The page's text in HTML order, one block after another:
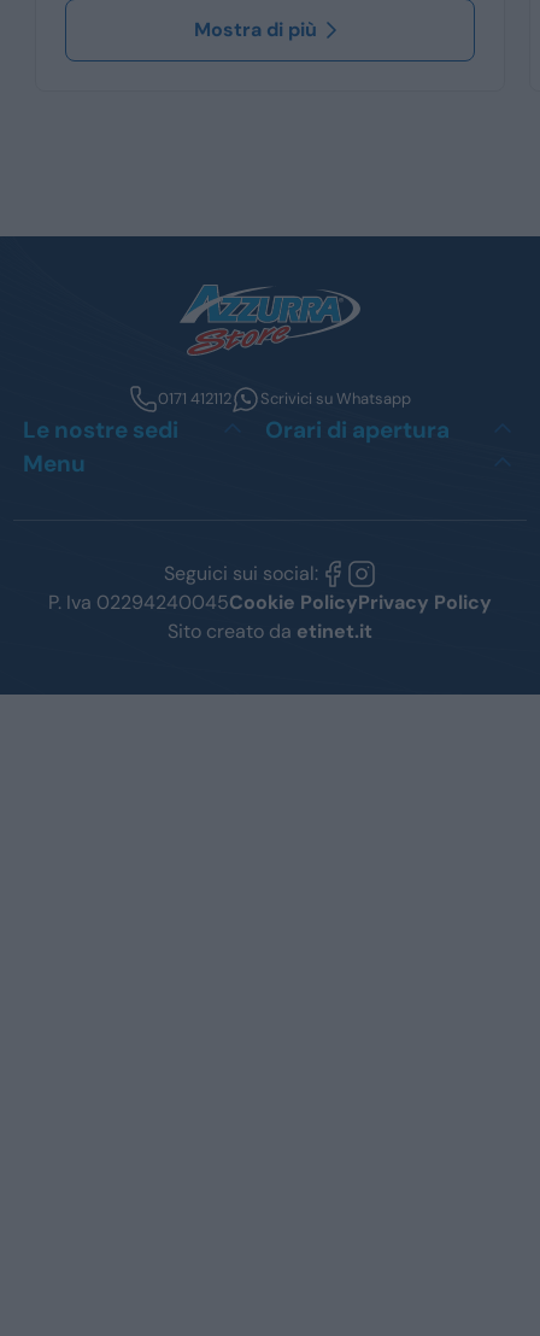
Mostra di più
0171 412112 Scrivici su Whatsapp
Le nostre sedi
Orari di apertura
Menu
Seguici sui social:
P. Iva 02294240045Cookie PolicyPrivacy Policy
Sito creato da etinet.it